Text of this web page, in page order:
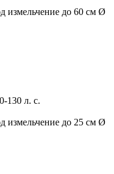
измельчение до 60 см Ø
130 л. с.
измельчение до 25 см Ø